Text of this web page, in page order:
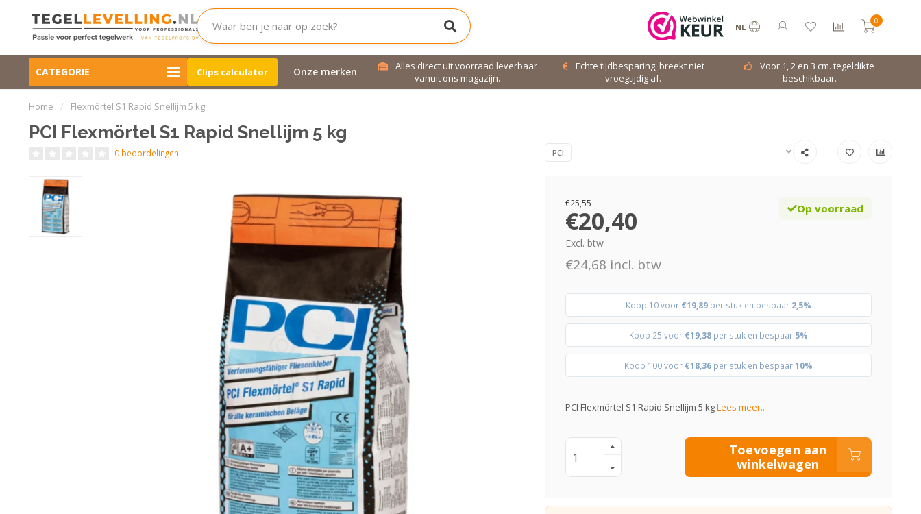
NL
0
CATEGORIE Clips calculator
Clips Calculator Onze merken
Voor 1, 2 en 3 cm. tegeldikte
beschikbaar.
Wij zijn nagenoeg altijd bereikbaar!
Ook in de avonduren!
Alles direct uit voorraad leverbaar
vanuit ons magazijn.
Echte tijdbesparing, breekt niet
vroegtijdig af.
Voor 1, 2 en 3 cm. tegeldikte
beschikbaar.
Home / Flexmörtel S1 Rapid Snellijm 5 kg
PCI Flexmörtel S1 Rapid Snellijm 5 kg
0 beoordelingen PCI
€25,55
€20,40
Excl. btw
€24,68 incl. btw
Op voorraad
Koop 10 voor €19,89per stuk en bespaar 2,5%
Koop 25 voor €19,38per stuk en bespaar 5%
Koop 100 voor €18,36per stuk en bespaar 10%
PCI Flexmörtel S1 Rapid Snellijm 5 kgLees meer..
Toevoegen aan
winkelwagen